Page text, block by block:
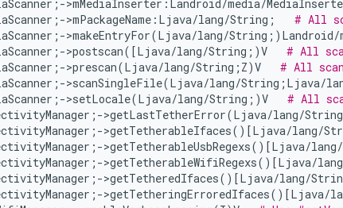
>mMediaInserter:Landroid/media/
>mPackageName:Ljava/lang/String; # All
>makeEntryFor(Ljava/lang/
>postscan([Ljava/lang/String;)V # All
>prescan(Ljava/lang/String;Z)V # All
>scanSingleFile(Ljava/lang/
>setLocale(Ljava/lang/String;)V # All
>getLastTetherError(Ljava/lang/
>getTetherableIfaces()[Ljava/lang/
>getTetherableUsbRegexs()[Ljava/
>getTetherableWifiRegexs()[Ljava/
>getTetheredIfaces()[Ljava/lang/